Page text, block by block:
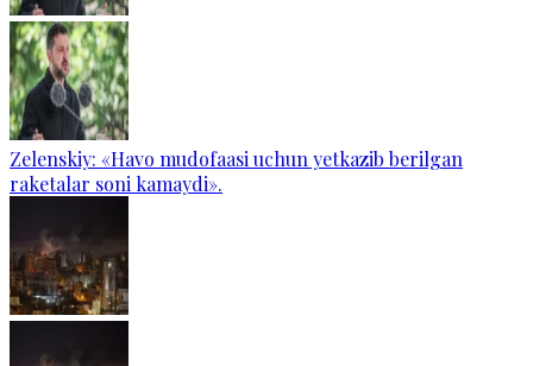
Zelenskiy: «Havo mudofaasi uchun yetkazib berilgan
raketalar soni kamaydi».